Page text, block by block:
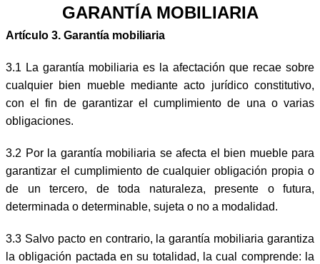
GARANTÍA MOBILIARIA
Artículo 3. Garantía mobiliaria
3.1 La garantía mobiliaria es la afectación que recae sobre
cualquier bien mueble mediante acto jurídico constitutivo,
con el fin de garantizar el cumplimiento de una o varias
obligaciones.
3.2 Por la garantía mobiliaria se afecta el bien mueble para
garantizar el cumplimiento de cualquier obligación propia o
de un tercero, de toda naturaleza, presente o futura,
determinada o determinable, sujeta o no a modalidad.
3.3 Salvo pacto en contrario, la garantía mobiliaria garantiza
la obligación pactada en su totalidad, la cual comprende: la